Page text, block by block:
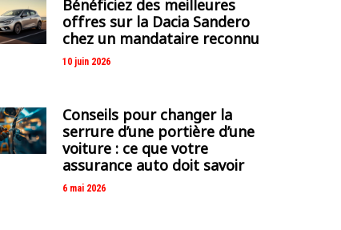
Bénéficiez des meilleures
offres sur la Dacia Sandero
chez un mandataire reconnu
10 juin 2026
Conseils pour changer la
serrure d’une portière d’une
voiture : ce que votre
assurance auto doit savoir
6 mai 2026